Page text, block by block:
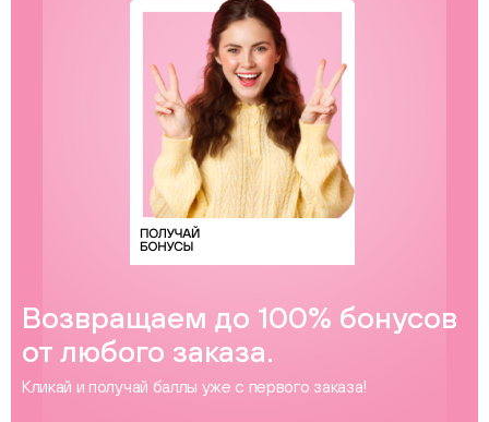
Возвращаем до 100% бонусов
от любого заказа.
Кликай и получай баллы уже с первого заказа!